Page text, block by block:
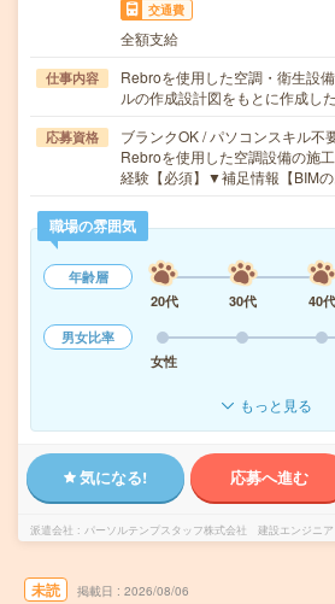
交通費
全額支給
仕事内容
Rebroを使用した空調・衛生設
ルの作成設計図をもとに作成し
応募資格
ブランクOK / パソコンスキル不
Rebroを使用した空調設備の施
経験【必須】▼補足情報【BIM
職場の雰囲気
年齢層
20代
30代 40代
男女比率
女性
もっと見る
気になる! 応募へ進む
派遣会社 パーソルテンプスタッフ株式会社 建設エンジニア
未読 掲載日 2026/08/06